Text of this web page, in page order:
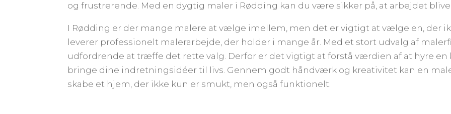
og frustrerende. Med en dygtig maler i Rødding kan du være sikker på, at arbejdet
I Rødding er der mange malere at vælge imellem, men det er vigtigt at vælge en, der
leverer professionelt malerarbejde, der holder i mange år. Med et stort udvalg af
udfordrende at træffe det rette valg. Derfor er det vigtigt at forstå værdien af at hyre
bringe dine indretningsidéer til livs. Gennem godt håndværk og kreativitet kan en
skabe et hjem, der ikke kun er smukt, men også funktionelt.